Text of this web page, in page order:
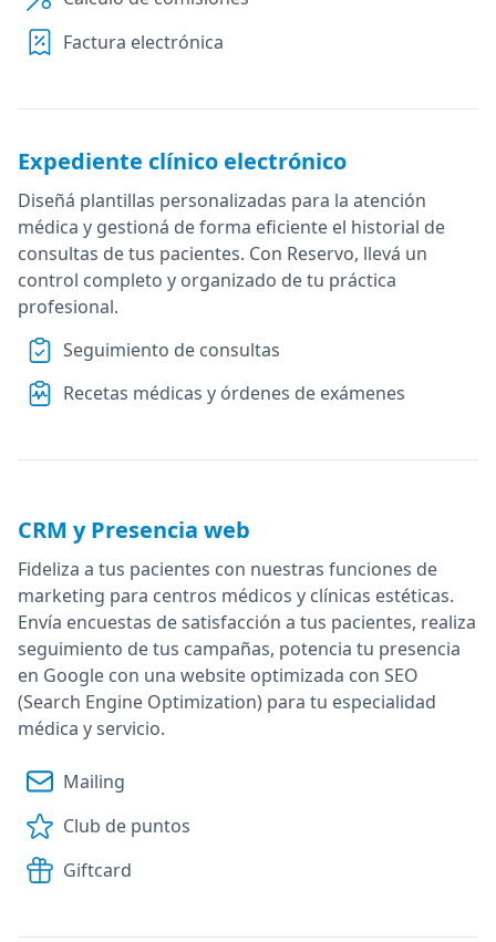
Factura electrónica
Expediente clínico electrónico
Diseñá plantillas personalizadas para la atención
médica y gestioná de forma eficiente el historial de
consultas de tus pacientes. Con Reservo, llevá un
control completo y organizado de tu práctica
profesional.
Seguimiento de consultas
Recetas médicas y órdenes de exámenes
CRM y Presencia web
Fideliza a tus pacientes con nuestras funciones de
marketing para centros médicos y clínicas estéticas.
Envía encuestas de satisfacción a tus pacientes, realiza
seguimiento de tus campañas, potencia tu presencia
en Google con una website optimizada con SEO
(Search Engine Optimization) para tu especialidad
médica y servicio.
Mailing
Club de puntos
Giftcard